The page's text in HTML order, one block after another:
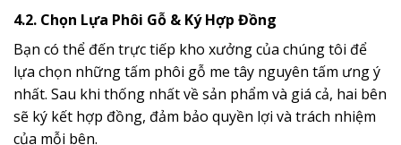
4.2. Chọn Lựa Phôi Gỗ & Ký Hợp Đồng
Bạn có thể đến trực tiếp kho xưởng của chúng tôi để
lựa chọn những tấm phôi gỗ me tây nguyên tấm ưng ý
nhất. Sau khi thống nhất về sản phẩm và giá cả, hai bên
sẽ ký kết hợp đồng, đảm bảo quyền lợi và trách nhiệm
của mỗi bên.